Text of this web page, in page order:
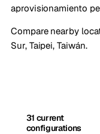
aprovisionamiento
Compare nearby
Sur, Taipei, Taiwán.
31 current
configurations